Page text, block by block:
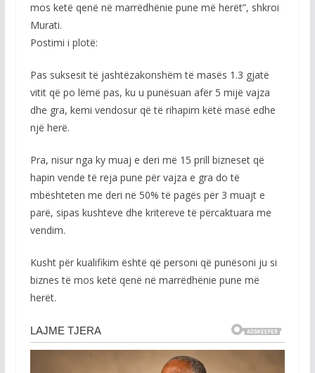
mos ketë qenë në marrëdhënie pune më herët”, shkroi
Murati.
Postimi i plotë:
Pas suksesit të jashtëzakonshëm të masës 1.3 gjatë
vitit që po lëmë pas, ku u punësuan afër 5 mijë vajza
dhe gra, kemi vendosur që të rihapim këtë masë edhe
një herë.
Pra, nisur nga ky muaj e deri më 15 prill bizneset që
hapin vende të reja pune për vajza e gra do të
mbështeten me deri në 50% të pagës për 3 muajt e
parë, sipas kushteve dhe kritereve të përcaktuara me
vendim.
Kusht për kualifikim është që personi që punësoni ju si
biznes të mos ketë qenë në marrëdhënie pune më
herët.